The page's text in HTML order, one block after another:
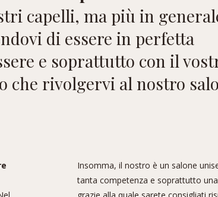
capelli, ma più in
di essere in perfetta
e soprattutto con il
che rivolgervi al nostro
Insomma, il nostro è un salone
tanta competenza e soprattutto